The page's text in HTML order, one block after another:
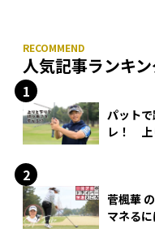
人気記事ランキ
パット
レ！ 上
菅楓華
マネる